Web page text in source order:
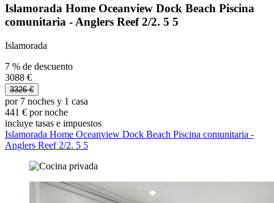
Islamorada Home Oceanview Dock Beach Piscina
comunitaria - Anglers Reef 2/2. 5 5
Islamorada
7 % de descuento
3088 €
3326 €
por 7 noches y 1 casa
441 € por noche
incluye tasas e impuestos
Islamorada Home Oceanview Dock Beach Piscina comunitaria -
Anglers Reef 2/2. 5 5